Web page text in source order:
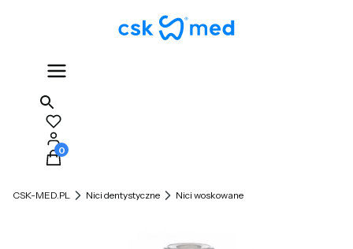
Produkty w koszyku: 0. Zobacz szczegóły
CSK-MED.PL Nici dentystyczne Nici woskowane